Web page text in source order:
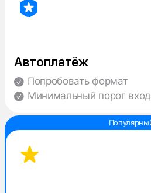
Автоплатёж
Попробовать формат
Минимальный порог